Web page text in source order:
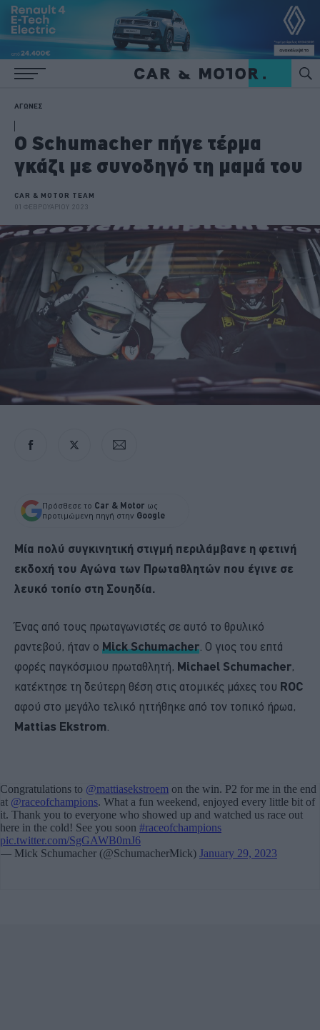
ΑΓΩΝΕΣ
O Schumacher πήγε τέρμα
γκάζι με συνοδηγό τη μαμά του
CAR & MOTOR TEAM
01 ΦΕΒΡΟΥΑΡΙΟΥ 2023
Πρόσθεσε το Car & Motor ως
προτιμώμενη πηγή στην Google
Μία πολύ συγκινητική στιγμή περιλάμβανε η φετινή
εκδοχή του Αγώνα των Πρωταθλητών που έγινε σε
λευκό τοπίο στη Σουηδία.
Ένας από τους πρωταγωνιστές σε αυτό το θρυλικό
ραντεβού, ήταν ο Mick Schumacher . O γιος του επτά
φορές παγκόσμιου πρωταθλητή, Michael Schumacher,
κατέκτησε τη δεύτερη θέση στις ατομικές μάχες του ROC
αφού στο μεγάλο τελικό ηττήθηκε από τον τοπικό ήρωα,
Mattias Ekstrom